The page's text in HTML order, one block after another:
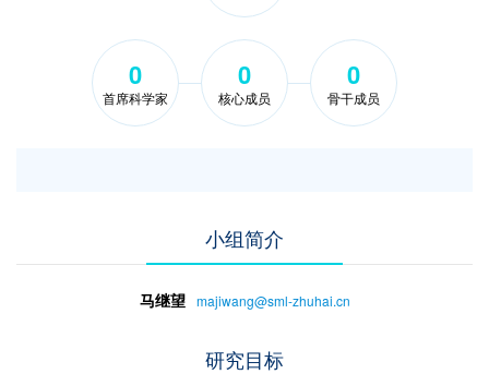
0
首席科学家
0
核心成员
0
骨干成员
小组简介
马继望 majiwang@sml-zhuhai.cn
研究目标